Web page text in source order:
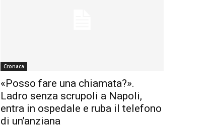
Cronaca
«Posso fare una chiamata?».
Ladro senza scrupoli a Napoli,
entra in ospedale e ruba il telefono
di un’anziana